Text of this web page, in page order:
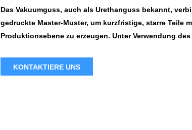
Das Vakuumguss, auch als Urethanguss bekannt,
gedruckte Master-Muster, um kurzfristige, starre Teile
Produktionsebene zu erzeugen. Unter Verwendung
Mastermodell, Teilgeometrie und ausgewählten
KONTAKTIERE UNS